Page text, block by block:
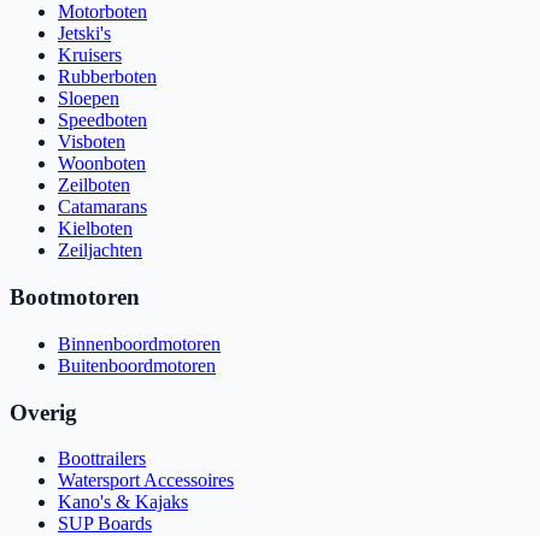
Motorboten
Jetski's
Kruisers
Rubberboten
Sloepen
Speedboten
Visboten
Woonboten
Zeilboten
Catamarans
Kielboten
Zeiljachten
Bootmotoren
Binnenboordmotoren
Buitenboordmotoren
Overig
Boottrailers
Watersport Accessoires
Kano's & Kajaks
SUP Boards